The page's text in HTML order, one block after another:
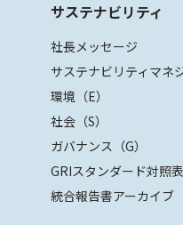
サステナビリティ
社長メッセージ
サステナビリティマネ
環境（E）
社会（S）
ガバナンス（G）
GRIスタンダード対照表
統合報告書アーカイブ